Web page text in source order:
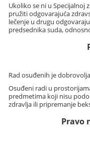
Ukoliko se ni u Specijalnoj
pružiti odgovarajuća
lečenje u drugu
predsednika suda,
Rad osuđenih je
Osuđeni radi u
predmetima koji nisu
zdravlja ili pripremanje
Pravo